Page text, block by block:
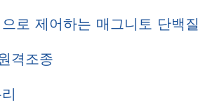
로 제어하는 매그니토 단백질
격조종